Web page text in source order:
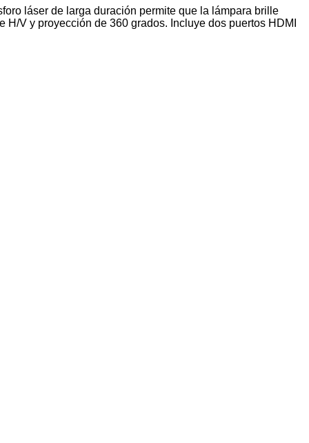
láser de larga duración permite que la lámpara brille
V y proyección de 360 grados. Incluye dos puertos HDMI